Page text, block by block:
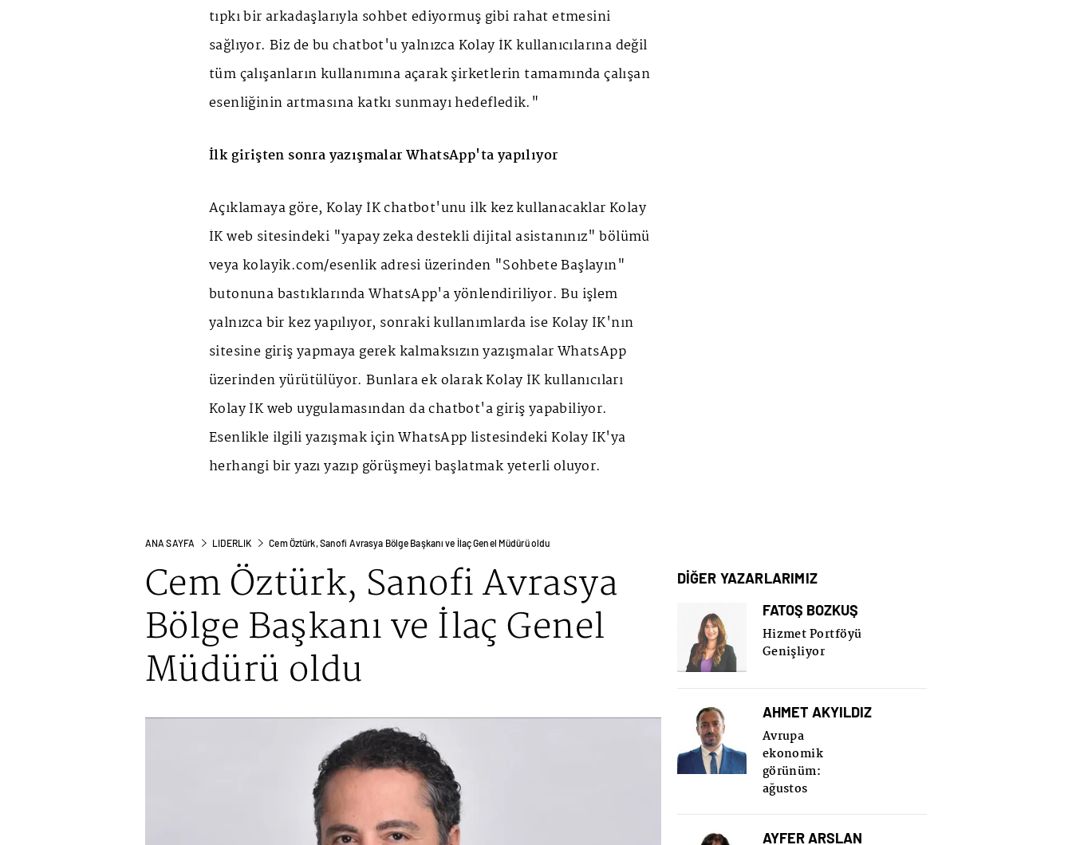
tıpkı bir arkadaşlarıyla sohbet ediyormuş gibi rahat etmesini
sağlıyor. Biz de bu chatbot'u yalnızca Kolay İK kullanıcılarına değil
tüm çalışanların kullanımına açarak şirketlerin tamamında çalışan
esenliğinin artmasına katkı sunmayı hedefledik."
İlk girişten sonra yazışmalar WhatsApp'ta yapılıyor
Açıklamaya göre, Kolay İK chatbot'unu ilk kez kullanacaklar Kolay
İK web sitesindeki "yapay zeka destekli dijital asistanınız" bölümü
veya kolayik.com/esenlik adresi üzerinden "Sohbete Başlayın"
butonuna bastıklarında WhatsApp'a yönlendiriliyor. Bu işlem
yalnızca bir kez yapılıyor, sonraki kullanımlarda ise Kolay İK'nın
sitesine giriş yapmaya gerek kalmaksızın yazışmalar WhatsApp
üzerinden yürütülüyor. Bunlara ek olarak Kolay İK kullanıcıları
Kolay İK web uygulamasından da chatbot'a giriş yapabiliyor.
Esenlikle ilgili yazışmak için WhatsApp listesindeki Kolay İK'ya
herhangi bir yazı yazıp görüşmeyi başlatmak yeterli oluyor.
ANA SAYFA LIDERLIK Cem Öztürk, Sanofi Avrasya Bölge Başkanı ve İlaç Genel Müdürü oldu
Cem Öztürk, Sanofi Avrasya
Bölge Başkanı ve İlaç Genel
Müdürü oldu
DİĞER YAZARLARIMIZ
FATOŞ BOZKUŞ
Hizmet Portföyü
Genişliyor
AHMET AKYILDIZ
Avrupa
ekonomik
görünüm:
ağustos
AYFER ARSLAN